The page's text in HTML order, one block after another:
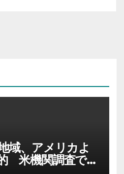
域、アメリカよ
米機関調査で初